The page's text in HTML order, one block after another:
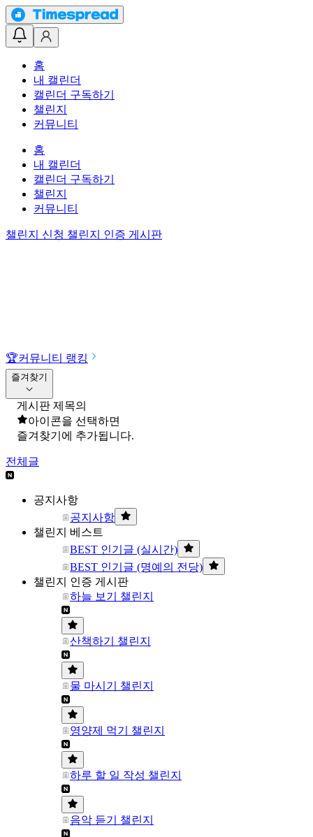
홈
내 캘린더
캘린더 구독하기
챌린지
커뮤니티
홈
내 캘린더
캘린더 구독하기
챌린지
커뮤니티
챌린지 신청 챌린지 인증 게시판
🏆커뮤니티 랭킹
즐겨찾기
게시판 제목의
아이콘을 선택하면
즐겨찾기에 추가됩니다.
전체글
공지사항
공지사항
챌린지 베스트
BEST 인기글 (실시간)
BEST 인기글 (명예의 전당)
챌린지 인증 게시판
하늘 보기 챌린지
산책하기 챌린지
물 마시기 챌린지
영양제 먹기 챌린지
하루 할 일 작성 챌린지
음악 듣기 챌린지